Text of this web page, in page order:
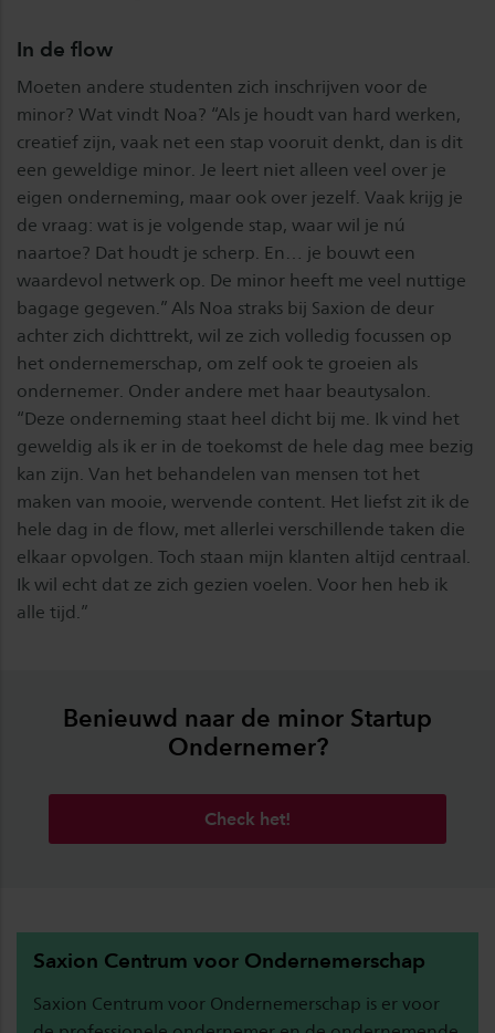
In de flow
Moeten andere studenten zich inschrijven voor de
minor? Wat vindt Noa? “Als je houdt van hard werken,
creatief zijn, vaak net een stap vooruit denkt, dan is dit
een geweldige minor. Je leert niet alleen veel over je
eigen onderneming, maar ook over jezelf. Vaak krijg je
de vraag: wat is je volgende stap, waar wil je nú
naartoe? Dat houdt je scherp. En… je bouwt een
waardevol netwerk op. De minor heeft me veel nuttige
bagage gegeven.” Als Noa straks bij Saxion de deur
achter zich dichttrekt, wil ze zich volledig focussen op
het ondernemerschap, om zelf ook te groeien als
ondernemer. Onder andere met haar beautysalon.
“Deze onderneming staat heel dicht bij me. Ik vind het
geweldig als ik er in de toekomst de hele dag mee bezig
kan zijn. Van het behandelen van mensen tot het
maken van mooie, wervende content. Het liefst zit ik de
hele dag in de flow, met allerlei verschillende taken die
elkaar opvolgen. Toch staan mijn klanten altijd centraal.
Ik wil echt dat ze zich gezien voelen. Voor hen heb ik
alle tijd.”
Benieuwd naar de minor Startup
Ondernemer?
Check het!
Saxion Centrum voor Ondernemerschap
Saxion Centrum voor Ondernemerschap is er voor